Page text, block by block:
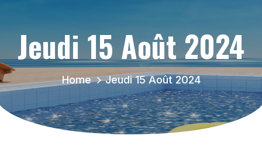
Jeudi 15 Août 2024
Home Jeudi 15 Août 2024